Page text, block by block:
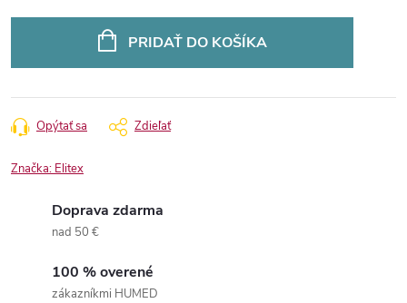
PRIDAŤ DO KOŠÍKA
Opýtať sa Zdieľať
Značka: Elitex
Doprava zdarma
nad 50 €
100 % overené
zákazníkmi HUMED